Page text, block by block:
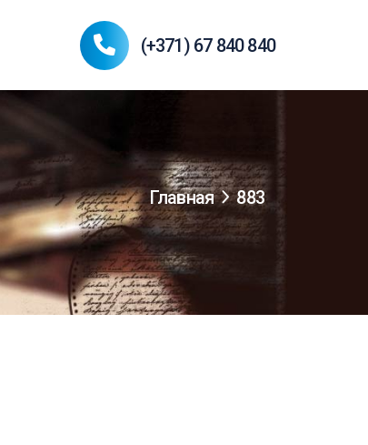
(+371) 67 840 840
Главная 883